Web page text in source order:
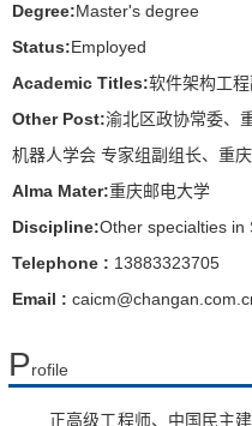
Degree:Master's degree
Status:Employed
Academic Titles:软件架构工
Other Post:渝北区政协常委、
机器人学会 专家组副组长、重
Alma Mater:重庆邮电大学
Discipline:Other specialties in
Telephone : 13883323705
Email :
Profile
正高级工程师、 中国民主